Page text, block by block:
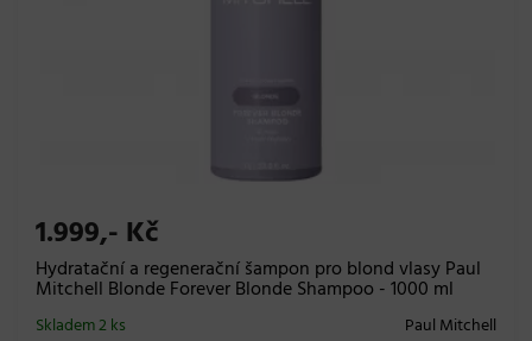
1.999,- Kč
Hydratační a regenerační šampon pro blond vlasy Paul
Mitchell Blonde Forever Blonde Shampoo - 1000 ml
Paul Mitchell
Skladem 2 ks